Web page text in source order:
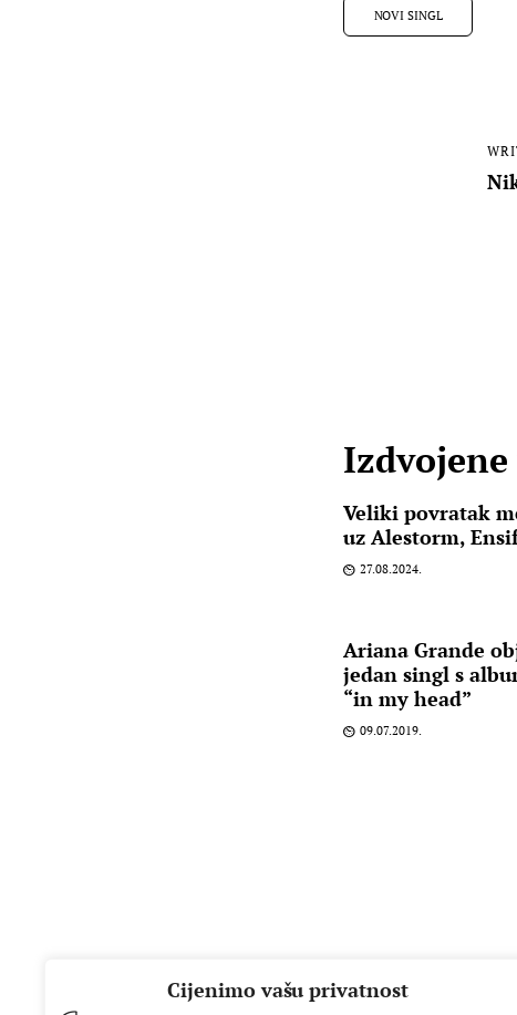
Cijenimo vašu privatnost
NOVI SINGL
Veliki povratak
uz Alestorm,
27.08.2024.
Ariana Grande
jedan singl s
“in my head”
09.07.2019.